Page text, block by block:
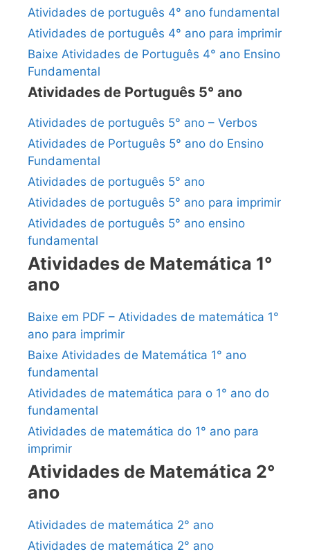
Atividades de português 4° ano fundamental
Atividades de português 4° ano para imprimir
Baixe Atividades de Português 4° ano Ensino
Fundamental
Atividades de Português 5° ano
Atividades de português 5° ano – Verbos
Atividades de Português 5° ano do Ensino
Fundamental
Atividades de português 5° ano
Atividades de português 5° ano para imprimir
Atividades de português 5° ano ensino
fundamental
Atividades de Matemática 1°
ano
Baixe em PDF – Atividades de matemática 1°
ano para imprimir
Baixe Atividades de Matemática 1° ano
fundamental
Atividades de matemática para o 1° ano do
fundamental
Atividades de matemática do 1° ano para
imprimir
Atividades de Matemática 2°
ano
Atividades de matemática 2° ano
Atividades de matemática 2° ano